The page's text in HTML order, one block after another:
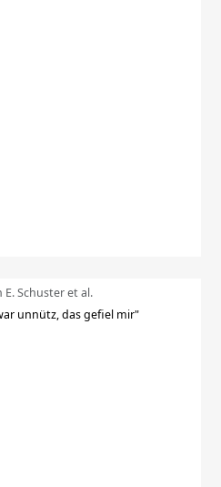
E. Schuster et al.
unnütz, das gefiel mir"